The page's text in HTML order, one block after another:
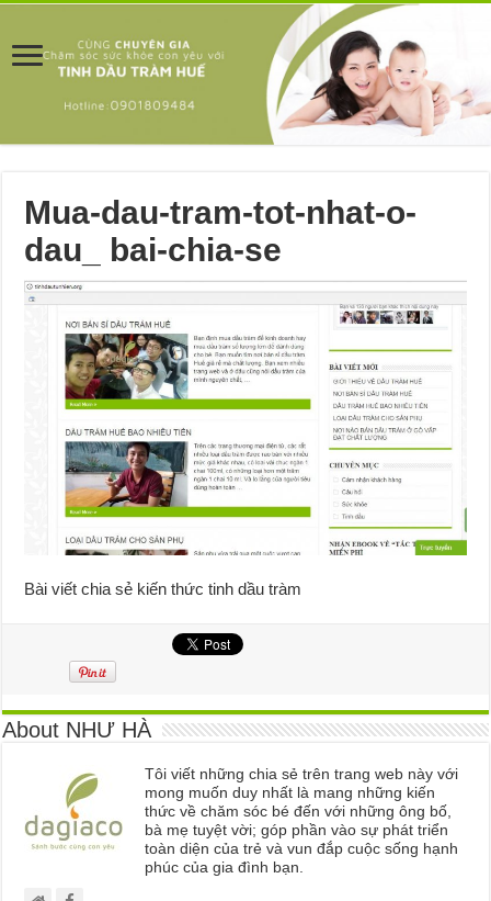
Mua-dau-tram-tot-nhat-o-
dau_ bai-chia-se
Bài viết chia sẻ kiến thức tinh dầu tràm
About NHƯ HÀ
Tôi viết những chia sẻ trên trang web này với
mong muốn duy nhất là mang những kiến
thức về chăm sóc bé đến với những ông bố,
bà mẹ tuyệt vời; góp phần vào sự phát triển
toàn diện của trẻ và vun đắp cuộc sống hạnh
phúc của gia đình bạn.